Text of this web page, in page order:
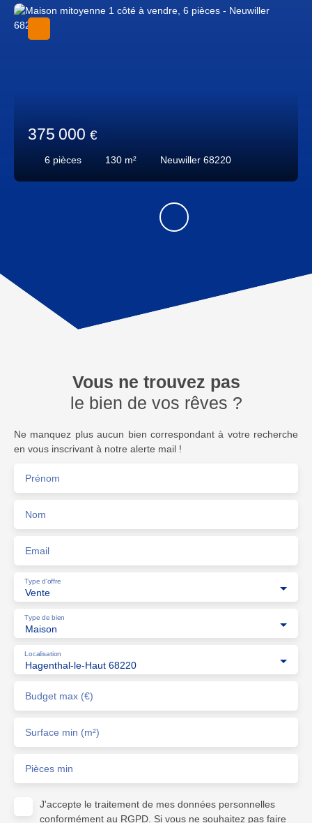
375 000 €
6 pièces 130 m² Neuwiller 68220
Vous ne trouvez pas
le bien de vos rêves ?
Ne manquez plus aucun bien correspondant à votre recherche
en vous inscrivant à notre alerte mail !
Prénom
Nom
Email
Vente
Type d'offre
Maison
Type de bien
Hagenthal-le-Haut 68220
Localisation
Budget max (€)
Surface min (m²)
Pièces min
J'accepte le traitement de mes données personnelles
conformément au RGPD. Si vous ne souhaitez pas faire